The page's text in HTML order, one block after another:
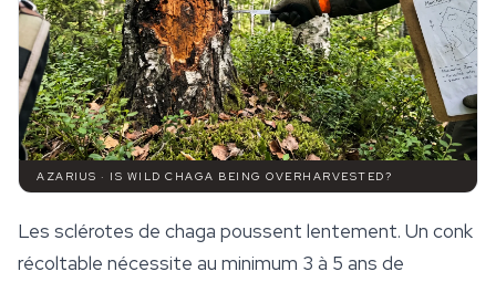
AZARIUS · IS WILD CHAGA BEING OVERHARVESTED?
Les sclérotes de chaga poussent lentement. Un conk
récoltable nécessite au minimum 3 à 5 ans de